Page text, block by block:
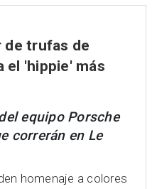
de trufas de
el 'hippie' más
equipo Porsche
correrán en Le
homenaje a colores